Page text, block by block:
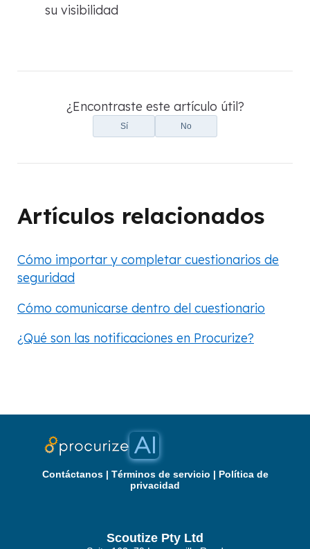
su visibilidad
¿Encontraste este artículo útil?
Sí No
Artículos relacionados
Cómo importar y completar cuestionarios de
seguridad
Cómo comunicarse dentro del cuestionario
¿Qué son las notificaciones en Procurize?
Contáctanos| Términos de servicio | Política de
privacidad
Scoutize Pty Ltd